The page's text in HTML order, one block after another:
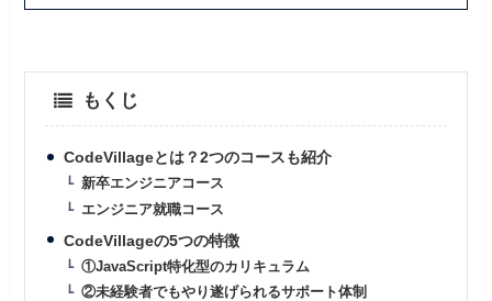
もくじ
CodeVillageとは？2つのコースも紹介
新卒エンジニアコース
エンジニア就職コース
CodeVillageの5つの特徴
①JavaScript特化型のカリキュラム
②未経験者でもやり遂げられるサポート体制